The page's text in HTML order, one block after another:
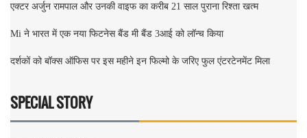
एक्टर अर्जुन रामपाल और उनकी वाइफ का करीब 21 साल पुराना रिश्ता खत्म
Mi ने भारत में एक नया फिटनेस बैंड मी बैंड 3आई को लॉन्च किया
दर्शकों को बॉक्स ऑफिस पर इस महीने इन फिल्मो के जरिए फुल एंटरटेनमेंट मिला
SPECIAL STORY